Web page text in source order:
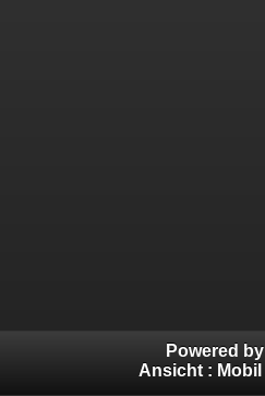
Powered by
Ansicht : Mobil